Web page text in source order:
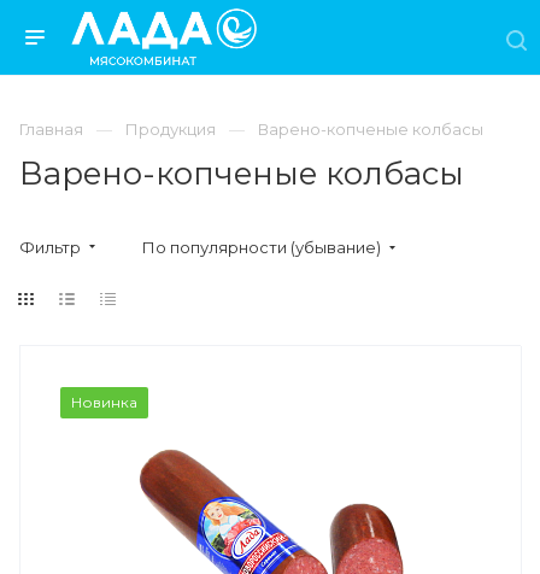
Главная Продукция Варено-копченые колбасы
Варено-копченые колбасы
Фильтр По популярности (убывание)
Новинка